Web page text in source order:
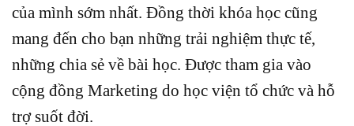
của mình sớm nhất. Đồng thời khóa học cũng
mang đến cho bạn những trải nghiệm thực tế,
những chia sẻ về bài học. Được tham gia vào
cộng đồng Marketing do học viện tổ chức và hỗ
trợ suốt đời.